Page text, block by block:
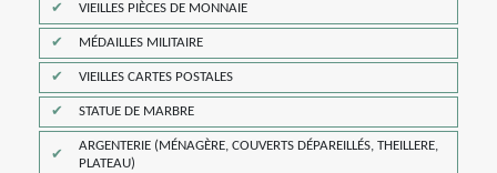
VIEILLES PIÈCES DE MONNAIE
MÉDAILLES MILITAIRE
VIEILLES CARTES POSTALES
STATUE DE MARBRE
ARGENTERIE (MÉNAGÈRE, COUVERTS DÉPAREILLÉS, THEILLERE,
PLATEAU)